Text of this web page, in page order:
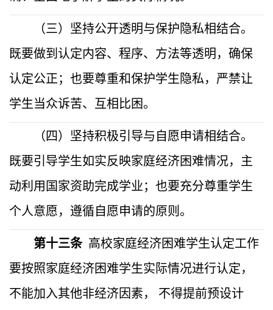
（三）坚持公开透明与保护隐私相结合。
既要做到认定内容、程序、方法等透明，确保
认定公正；也要尊重和保护学生隐私，严禁让
学生当众诉苦、互相比困。
（四）坚持积极引导与自愿申请相结合。
既要引导学生如实反映家庭经济困难情况，主
动利用国家资助完成学业；也要充分尊重学生
个人意愿，遵循自愿申请的原则。
第十三条 高校家庭经济困难学生认定工作
要按照家庭经济困难学生实际情况进行认定，
不能加入其他非经济因素，
不得提前预设计